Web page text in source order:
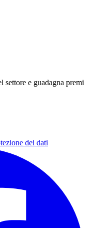
e guadagna premi
dei dati